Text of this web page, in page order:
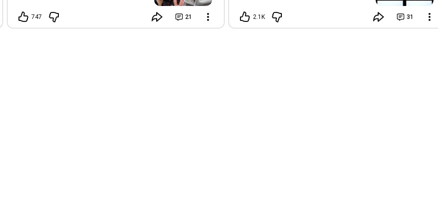
저인데…) 지금은 대익이랑 부산여행을 가
고 있어서 아마 이번주 일요일에 영상 업
747 21 2.1K 31